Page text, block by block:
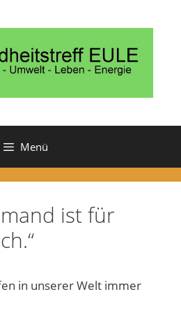
Menü
ist für
in unserer Welt immer